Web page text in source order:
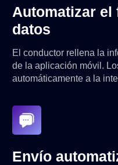
Automatizar el
datos
El conductor rellena la
de la aplicación móvil.
automáticamente a la
Envío